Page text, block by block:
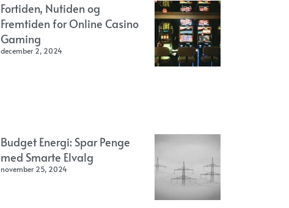
Fortiden, Nutiden og
Fremtiden for Online Casino
Gaming
december 2, 2024
Budget Energi: Spar Penge
med Smarte Elvalg
november 25, 2024